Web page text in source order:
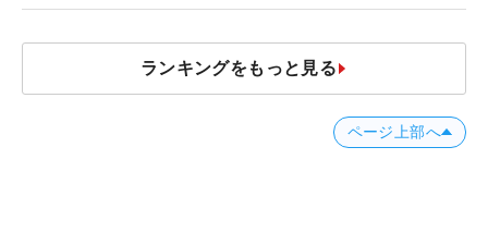
ランキングをもっと見る
ページ上部へ